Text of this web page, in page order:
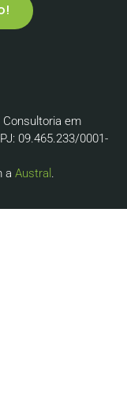
em
09.465.233/0001-
a Austral .